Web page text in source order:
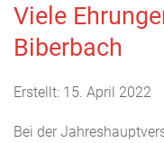
Viele
Biberbach
Erstellt: 15. April 2022
Bei der